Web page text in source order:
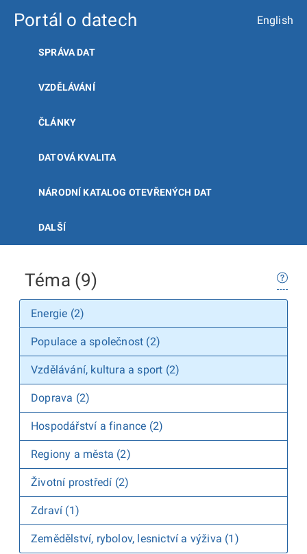
Portál o datech English
SPRÁVA DAT
VZDĚLÁVÁNÍ
ČLÁNKY
DATOVÁ KVALITA
NÁRODNÍ KATALOG OTEVŘENÝCH DAT
DALŠÍ
Téma (9)
Energie (2)
Populace a společnost (2)
Vzdělávání, kultura a sport (2)
Doprava (2)
Hospodářství a finance (2)
Regiony a města (2)
Životní prostředí (2)
Zdraví (1)
Zemědělství, rybolov, lesnictví a výživa (1)